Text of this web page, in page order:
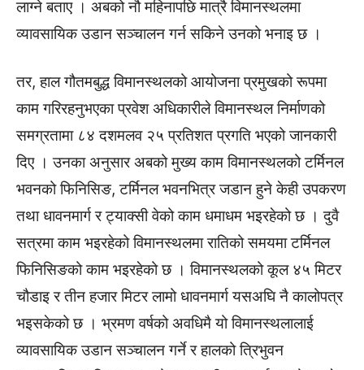
लाग्ने बताए । अबको नौ महिनापछि मात्रै विमानस्थलमा
व्यावसायिक उडान सञ्चालन गर्न सकिने उनको भनाइ छ ।
तर, हाल गौतमबुद्ध विमानस्थलको आयोजना प्रमुखको रूपमा
काम गरिरहनुभएका प्रवेश अधिकारीले विमानस्थल निर्माणको
समग्रतामा ८४ दशमलव २५ प्रतिशत प्रगति भएको जानकारी
दिए । उनका अनुसार अबको मुख्य काम विमानस्थलको टर्मिनल
भवनको फिनिसिङ, टर्मिनल भवनभित्र जडान हुने केही उपकरण
तथा धावनमार्ग र ट्याक्सी वेको काम धमाधम भइरहेको छ । दुवै
सत्रमा काम भइरहेको विमानस्थलमा रातिको समयमा टर्मिनल
फिनिसिङको काम भइरहेको छ । विमानस्थलको कूल ४५ मिटर
चौडाइ र तीन हजार मिटर लामो धावनमार्ग यसअघि नै कालोपत्र
भइसकेको छ । भ्रमण वर्षको अवधिमै यो विमानस्थलालाई
व्यावसायिक उडान सञ्चालन गर्ने र हालको त्रिभुवन